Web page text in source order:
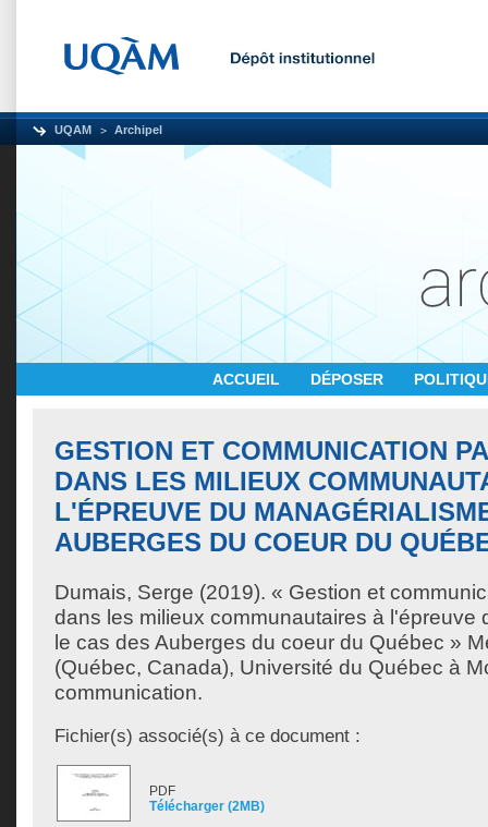
UQAM Archipel
ACCUEIL DÉPOSER
GESTION ET COMMUNICATION
DANS LES MILIEUX
L'ÉPREUVE DU
AUBERGES DU COEUR DU
Dumais, Serge (2019). « Gestion et
dans les milieux communautaires à l'épreuve
le cas des Auberges du coeur du Québec »
(Québec, Canada), Université du Québec à
communication.
Fichier(s) associé(s) à ce document :
PDF
Télécharger (2MB)